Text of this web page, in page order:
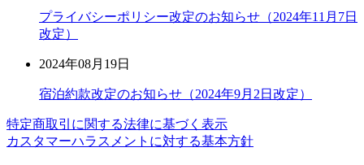
プライバシーポリシー改定のお知らせ（2024年11月7日
改定）
2024年08月19日
宿泊約款改定のお知らせ（2024年9月2日改定）
特定商取引に関する法律に基づく表示
カスタマーハラスメントに対する基本方針